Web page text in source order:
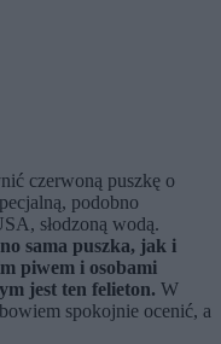
czerwoną puszkę o
podobno
słodzoną wodą.
sama puszka, jak i
piwem i osobami
jest ten felieton. W
spokojnie ocenić, a